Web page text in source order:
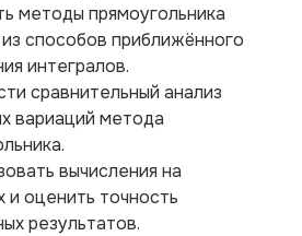
методы прямоугольника
способов приближённого
интегралов.
сравнительный анализ
вариаций метода
вычисления на
и оценить точность
результатов.